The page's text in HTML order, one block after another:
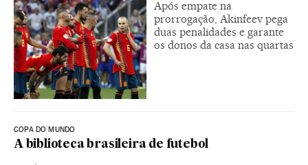
Após empate na
prorrogação, Akinfeev pega
duas penalidades e garante
os donos da casa nas quartas
COPA DO MUNDO
A biblioteca brasileira de futebol